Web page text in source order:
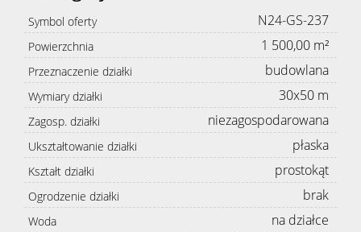
Symbol oferty N24-GS-237
Powierzchnia 1 500,00 m²
Przeznaczenie działki budowlana
Wymiary działki 30x50 m
Zagosp. działki niezagospodarowana
Ukształtowanie działki płaska
Kształt działki prostokąt
Ogrodzenie działki brak
Woda na działce